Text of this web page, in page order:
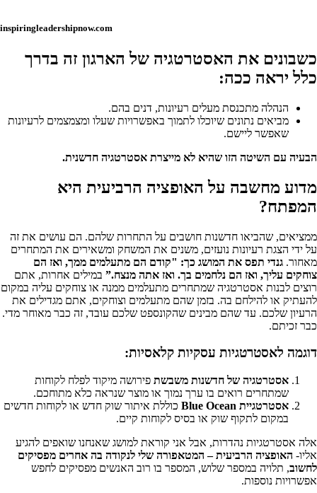
inspiringleadershipnow.com
כשבונים את האסטרטגיה של הארגון זה בדרך
כלל יראה ככה:
הנהלה מתכנסת מעלים רעיונות, דנים בהם.
מביאים נתונים שיוכלו לתמוך באפשרויות שעלו ומצמצמים לרעיונות
שאפשר ליישם.
הבעיה עם השיטה הזו שהיא לא מייצרת אסטרטגיה חדשנית.
מדוע מחשבה על האופציה הרביעית היא
המפתח?
ממציאים, שהביאו חדשנות חושבים על התחרות שלהם. הם עושים את זה
על ידי הצגת רעיונות נועזים, משנים את המשחק ומשאירים את המתחרים
מאחור. גנדי תפס את המושג כך: "קודם הם מתעלמים ממך, ואז הם
צוחקים עליך, ואז הם נלחמים בך. ואז אתה מנצח.” במילים אחרות, אתם
רוצים לבנות אסטרטגיה שמתחרים מתעלמים ממנה או צוחקים עליה במקום
להעתיק או להילחם בה. בזמן שהם מתעלמים וצוחקים, אתם מגדילים את
הרעיון שלכם. עד שהם מבינים שהקונספט שלכם עובד, זה כבר מאוחר מדי.
כבר זכיתם.
דוגמה לאסטרטגיות עסקיות קלאסיות:
אסטרטגיה של חדשנות משבשת פירושה מיקוד לפלח לקוחות
שמתחרים רואים בו ערך נמוך או מוצר שנראה כלא מתוחכם.
אסטרטגיית Blue Ocean כוללת איתור שוק חדש או לקוחות חדשים
במקום לתקוף שוק או בסיס לקוחות קיים.
אלה אסטרטגיות נהדרות, אבל אני קוראת למושג שאנחנו שואפים להגיע
אליו- האופציה הרביעית – המטאפורה שלי לנקודה בה אחרים מפסיקים
לחשוב, תלויה במספר שלוש, המספר בו רוב האנשים מפסיקים לחפש
אפשרויות נוספות.